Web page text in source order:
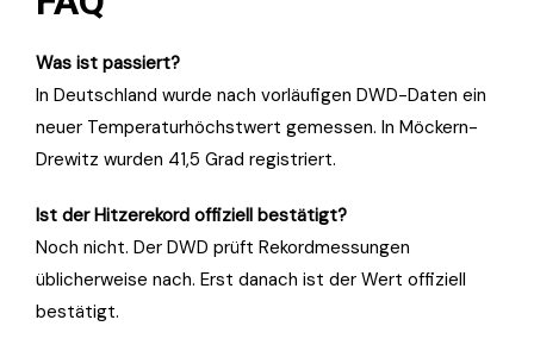
Was ist passiert?
In Deutschland wurde nach vorläufigen DWD-Daten ein
neuer Temperaturhöchstwert gemessen. In Möckern-
Drewitz wurden 41,5 Grad registriert.
Ist der Hitzerekord offiziell bestätigt?
Noch nicht. Der DWD prüft Rekordmessungen
üblicherweise nach. Erst danach ist der Wert offiziell
bestätigt.